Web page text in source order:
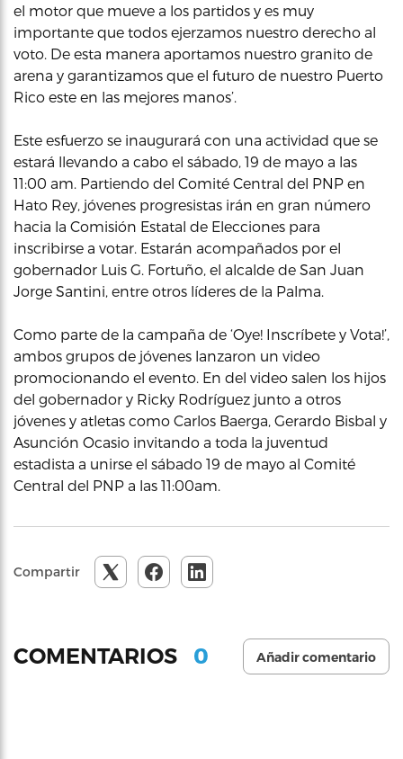
el motor que mueve a los partidos y es muy
importante que todos ejerzamos nuestro derecho al
voto. De esta manera aportamos nuestro granito de
arena y garantizamos que el futuro de nuestro Puerto
Rico este en las mejores manos’.
Este esfuerzo se inaugurará con una actividad que se
estará llevando a cabo el sábado, 19 de mayo a las
11:00 am. Partiendo del Comité Central del PNP en
Hato Rey, jóvenes progresistas irán en gran número
hacia la Comisión Estatal de Elecciones para
inscribirse a votar. Estarán acompañados por el
gobernador Luis G. Fortuño, el alcalde de San Juan
Jorge Santini, entre otros líderes de la Palma.
Como parte de la campaña de ‘Oye! Inscríbete y Vota!’,
ambos grupos de jóvenes lanzaron un video
promocionando el evento. En del video salen los hijos
del gobernador y Ricky Rodríguez junto a otros
jóvenes y atletas como Carlos Baerga, Gerardo Bisbal y
Asunción Ocasio invitando a toda la juventud
estadista a unirse el sábado 19 de mayo al Comité
Central del PNP a las 11:00am.
Compartir
COMENTARIOS 0 Añadir comentario